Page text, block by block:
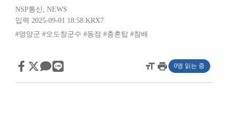
NSP통신 , NEWS
입력 2025-09-01 18:58 KRX7
#영양군 #오도창군수 #동정 #충혼탑 #참배
format_sizeprint 0명 읽는 중